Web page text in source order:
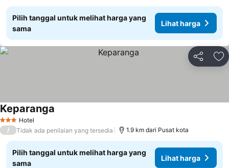
Pilih tanggal untuk melihat harga yang
sama
Lihat harga
Bagikan
3 BintangHotel
Keparanga
/ Tidak ada penilaian yang tersedia 1.9 km dari Pusat kota
Pilih tanggal untuk melihat harga yang
sama
Lihat harga